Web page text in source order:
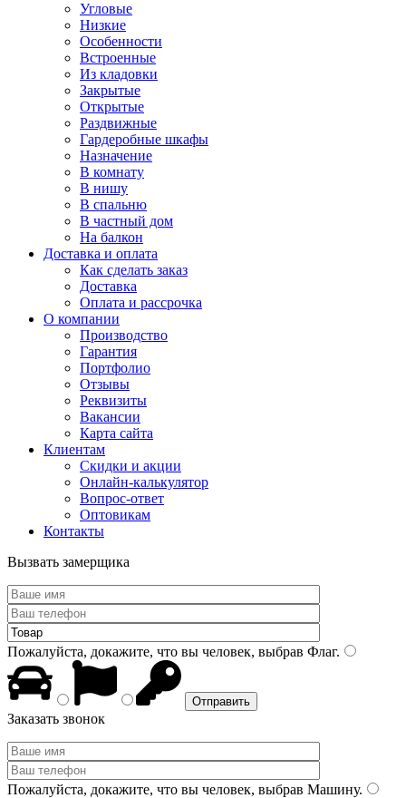
Угловые
Низкие
Особенности
Встроенные
Из кладовки
Закрытые
Открытые
Раздвижные
Гардеробные шкафы
Назначение
В комнату
В нишу
В спальню
В частный дом
На балкон
Доставка и оплата
Как сделать заказ
Доставка
Оплата и рассрочка
О компании
Производство
Гарантия
Портфолио
Отзывы
Реквизиты
Вакансии
Карта сайта
Клиентам
Скидки и акции
Онлайн-калькулятор
Вопрос-ответ
Оптовикам
Контакты
Вызвать замерщика
Пожалуйста, докажите, что вы человек, выбрав Флаг.
Заказать звонок
Пожалуйста, докажите, что вы человек, выбрав Машину.